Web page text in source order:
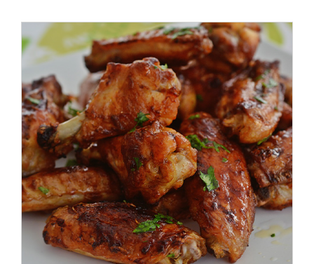
Cos
ADAUGĂ ÎN COȘ / DETALII